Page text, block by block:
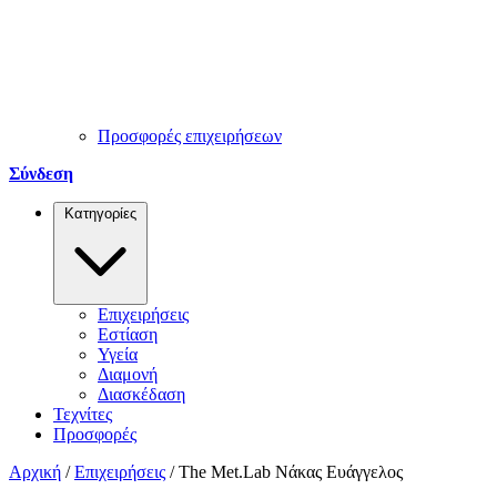
Προσφορές επιχειρήσεων
Σύνδεση
Κατηγορίες
Επιχειρήσεις
Εστίαση
Υγεία
Διαμονή
Διασκέδαση
Τεχνίτες
Προσφορές
Αρχική / Επιχειρήσεις / The Met.Lab Νάκας Ευάγγελος